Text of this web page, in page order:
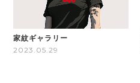
家紋ギャラリー
2023.05.29